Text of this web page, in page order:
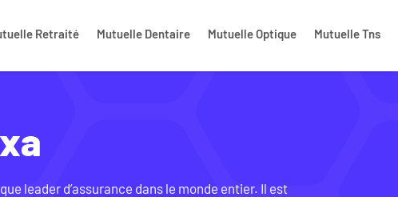
Retraité Mutuelle Dentaire Mutuelle Optique Mutuelle Tns
leader d’assurance dans le monde entier. Il est